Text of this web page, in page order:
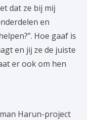
dat ze bij mij
en
Hoe gaaf is
en jij ze de juiste
er ook om hen
Harun-project